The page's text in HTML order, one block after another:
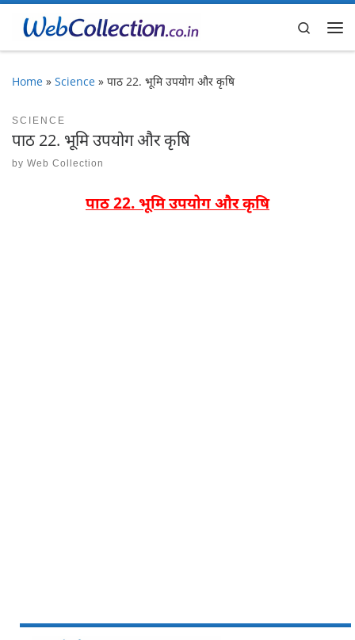
Skip to content
Search
Home » Science » पाठ 22. भूमि उपयोग और कृषि
SCIENCE
पाठ 22. भूमि उपयोग और कृषि
by Web Collection
पाठ 22. भूमि उपयोग और कृषि